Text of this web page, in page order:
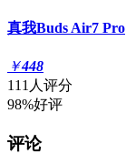
真我Buds Air7 Pro
￥448
111人评分
98%好评
评论